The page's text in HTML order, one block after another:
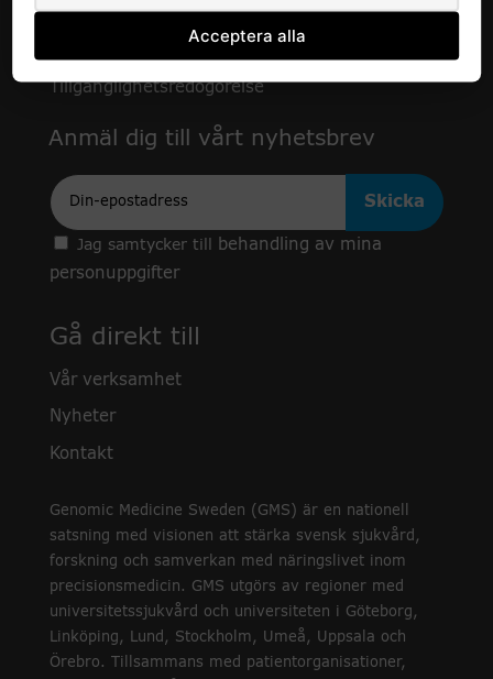
291 89 Kristianstad
Tillgänglighetsredogörelse
Anmäl dig till vårt nyhetsbrev
Epost
Jag samtycker till
behandling av mina
personuppgifter
Gå direkt till
Vår verksamhet
Nyheter
Kontakt
Genomic Medicine Sweden (GMS) är en nationell
satsning med visionen att stärka svensk sjukvård,
forskning och samverkan med näringslivet inom
precisionsmedicin. GMS utgörs av regioner med
universitetssjukvård och universiteten i Göteborg,
Linköping, Lund, Stockholm, Umeå, Uppsala och
Örebro. Tillsammans med patientorganisationer,
Acceptera alla